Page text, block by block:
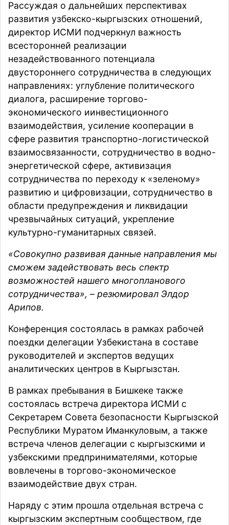
Рассуждая о дальнейших перспективах
развития узбекско-кыргызских отношений,
директор ИСМИ подчеркнул важность
всесторонней реализации
незадействованного потенциала
двустороннего сотрудничества в следующих
направлениях: углубление политического
диалога, расширение торгово-
экономического иинвестиционного
взаимодействия, усиление кооперации в
сфере развития транспортно-логистической
взаимосвязанности, сотрудничество в водно-
энергетической сфере, активизация
сотрудничества по переходу к «зеленому»
развитию и цифровизации, сотрудничество в
области предупреждения и ликвидации
чрезвычайных ситуаций, укрепление
культурно-гуманитарных связей.
«Совокупно развивая данные направления мы
сможем задействовать весь спектр
возможностей нашего многопланового
сотрудничества», – резюмировал Элдор
Арипов.
Конференция состоялась в рамках рабочей
поездки делегации Узбекистана в составе
руководителей и экспертов ведущих
аналитических центров в Кыргызстан.
В рамках пребывания в Бишкеке также
состоялась встреча директора ИСМИ с
Секретарем Совета безопасности Кыргызской
Республики Муратом Иманкуловым, а также
встреча членов делегации с кыргызскими и
узбекскими предпринимателями, которые
вовлечены в торгово-экономическое
взаимодействие двух стран.
Наряду с этим прошла отдельная встреча с
кыргызским экспертным сообществом, где